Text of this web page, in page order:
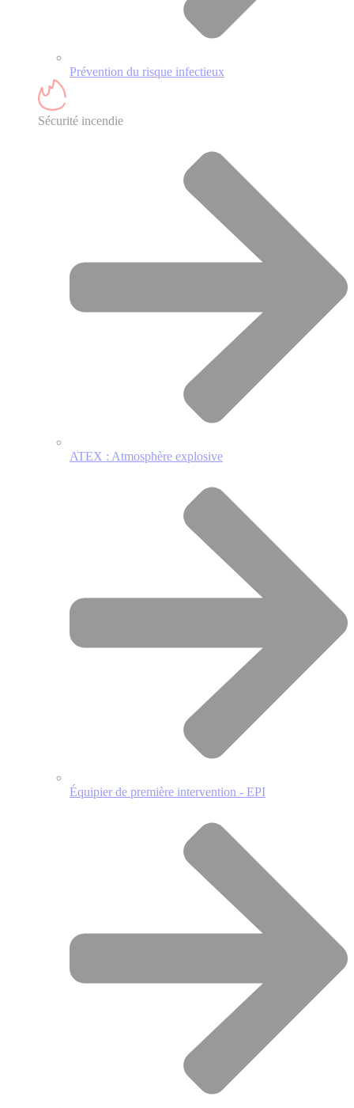
Prévention du risque infectieux
Sécurité incendie
ATEX : Atmosphère explosive
Équipier de première intervention - EPI